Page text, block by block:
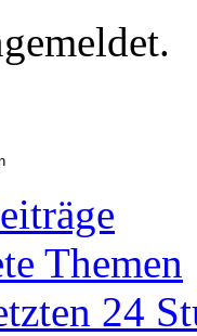
Themen
24